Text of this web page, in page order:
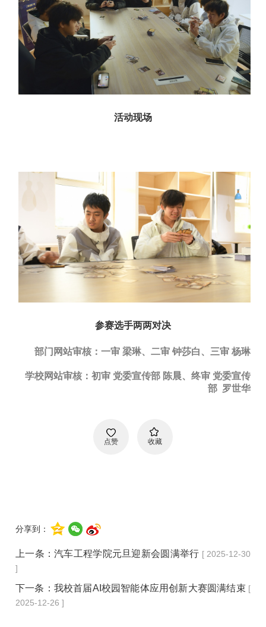
活动现场
参赛选手两两对决
部门网站审核：一审 梁琳、二审 钟莎白、三审 杨琳
学校网站审核：初审 党委宣传部 陈晨、终审 党委宣传
部 罗世华
点赞 收藏
分享到：
上一条：汽车工程学院元旦迎新会圆满举行 [ 2025-12-30
]
下一条： 我校首届AI校园智能体应用创新大赛圆满结束 [
2025-12-26 ]